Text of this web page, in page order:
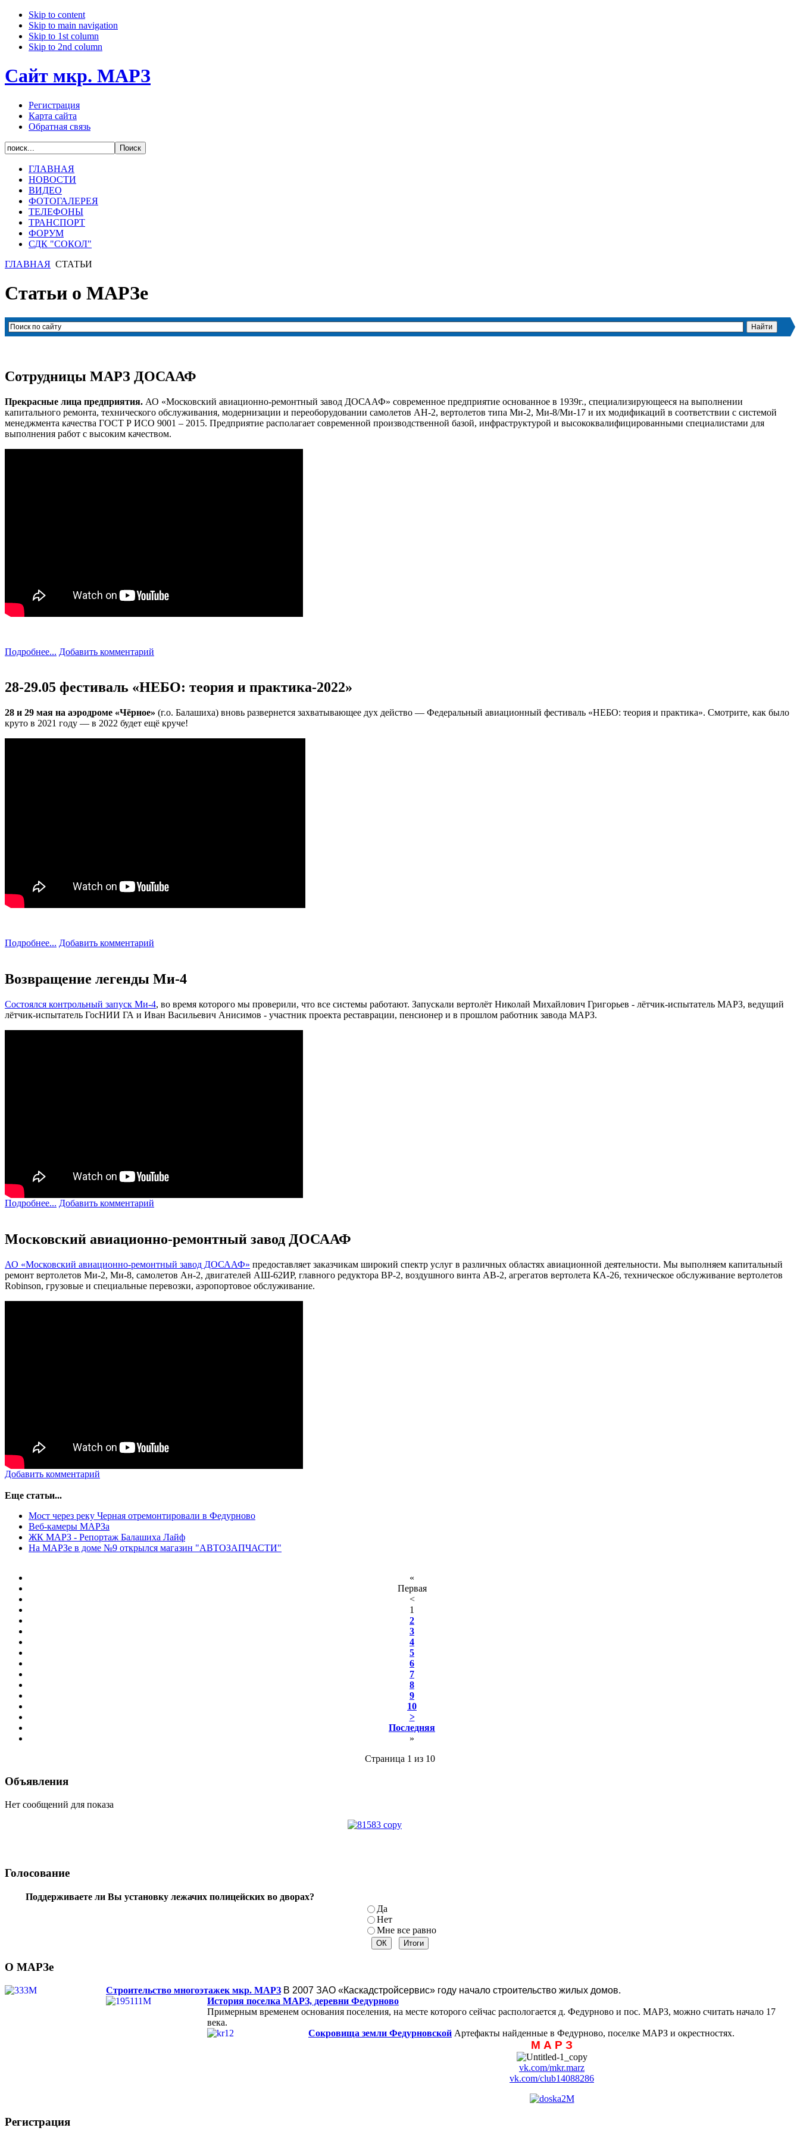
Skip to content
Skip to main navigation
Skip to 1st column
Skip to 2nd column
Сайт мкр. МАРЗ
Регистрация
Карта сайта
Обратная связь
ГЛАВНАЯ
НОВОСТИ
ВИДЕО
ФОТОГАЛЕРЕЯ
ТЕЛЕФОНЫ
ТРАНСПОРТ
ФОРУМ
СДК "СОКОЛ"
ГЛАВНАЯ СТАТЬИ
Статьи о МАРЗе
Сотрудницы МАРЗ ДОСААФ
Прекрасные лица предприятия. АО «Московский авиационно-ремонтный завод ДОСААФ» современное предприятие основанное в 1939г., специализирующееся на выполнении
капитального ремонта, технического обслуживания, модернизации и переоборудовании самолетов АН-2, вертолетов типа Ми-2, Ми-8/Ми-17 и их модификаций в соответствии с системой
менеджмента качества ГОСТ Р ИСО 9001 – 2015. Предприятие располагает современной производственной базой, инфраструктурой и высококвалифицированными специалистами для
выполнения работ с высоким качеством.
Подробнее... Добавить комментарий
28-29.05 фестиваль «НЕБО: теория и практика-2022»
28 и 29 мая на аэродроме «Чёрное» (г.о. Балашиха) вновь развернется захватывающее дух действо — Федеральный авиационный фестиваль «НЕБО: теория и практика». Смотрите, как было
круто в 2021 году — в 2022 будет ещё круче!
Подробнее... Добавить комментарий
Возвращение легенды Ми-4
Состоялся контрольный запуск Ми-4, во время которого мы проверили, что все системы работают. Запускали вертолёт Николай Михайлович Григорьев - лётчик-испытатель МАРЗ, ведущий
лётчик-испытатель ГосНИИ ГА и Иван Васильевич Анисимов - участник проекта реставрации, пенсионер и в прошлом работник завода МАРЗ.
Подробнее... Добавить комментарий
Московский авиационно-ремонтный завод ДОСААФ
АО «Московский авиационно-ремонтный завод ДОСААФ» предоставляет заказчикам широкий спектр услуг в различных областях авиационной деятельности. Мы выполняем капитальный
ремонт вертолетов Ми-2, Ми-8, самолетов Ан-2, двигателей АШ-62ИР, главного редуктора ВР-2, воздушного винта АВ-2, агрегатов вертолета КА-26, техническое обслуживание вертолетов
Robinson, грузовые и специальные перевозки, аэропортовое обслуживание.
Добавить комментарий
Еще статьи...
Мост через реку Черная отремонтировали в Федурново
Веб-камеры МАРЗа
ЖК МАРЗ - Репортаж Балашиха Лайф
На МАРЗе в доме №9 открылся магазин "АВТОЗАПЧАСТИ"
«
Первая
<
1
2
3
4
5
6
7
8
9
10
>
Последняя
»
Страница 1 из 10
Объявления
Нет сообщений для показа
Голосование
Поддерживаете ли Вы установку лежачих полицейских во дворах?
Да
Нет
Мне все равно
О МАРЗе
Строительство многоэтажек мкр. МАРЗ В 2007 ЗАО «Каскадстройсервис» году начало строительство жилых домов.
История поселка МАРЗ, деревни Федурново
Примерным временем основания поселения, на месте которого сейчас распологается д. Федурново и пос. МАРЗ, можно считать начало 17
века.
Сокровища земли Федурновской Артефакты найденные в Федурново, поселке МАРЗ и окрестностях.
М А Р З
vk.com/mkr.marz
vk.com/club14088286
Регистрация